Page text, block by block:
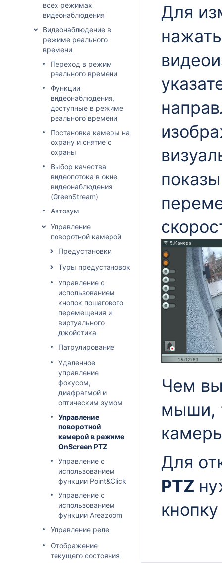
всех режимах
видеонаблюдения
Видеонаблюдение в
режиме реального
времени
Переход в режим
реального времени
Функции
видеонаблюдения,
доступные в режиме
реального времени
Постановка камеры на
охрану и снятие с
охраны
Выбор качества
видеопотока в окне
видеонаблюдения
(GreenStream)
Автозум
Управление
поворотной камерой
Предустановки
Туры предустановок
Управление с
использованием
кнопок пошагового
перемещения и
виртуального
джойстика
Патрулирование
Удаленное
управление
фокусом,
диафрагмой и
оптическим зумом
Управление
поворотной
камерой в режиме
OnScreen PTZ
Управление с
использованием
функции Point&Click
Управление с
использованием
функции Areazoom
Управление реле
Отображение
текущего состояния
Для
Чем
мыши,
Для
PTZ